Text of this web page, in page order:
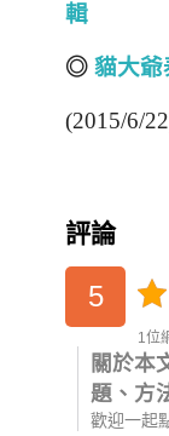
輯
◎ 貓大爺
(2015/6/
評論
5
1位
關於本
題、方
歡迎一起